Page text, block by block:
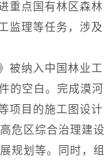
重点国有林区森林
监理等任务，涉及
被纳入中国林业工
的空白。完成漠河
项目的施工图设计
危区综合治理建设
规划等。同时，组